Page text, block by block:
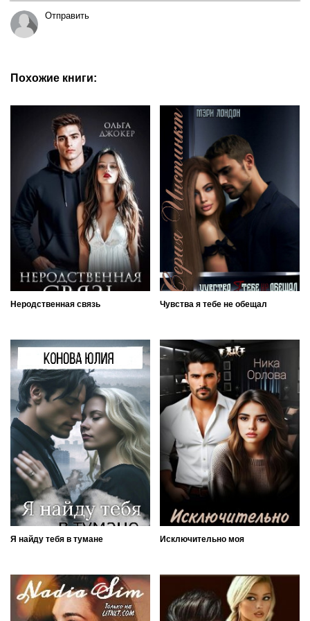
Отправить
Похожие книги:
Неродственная связь Чувства я тебе не обещал
Я найду тебя в тумане Исключительно моя